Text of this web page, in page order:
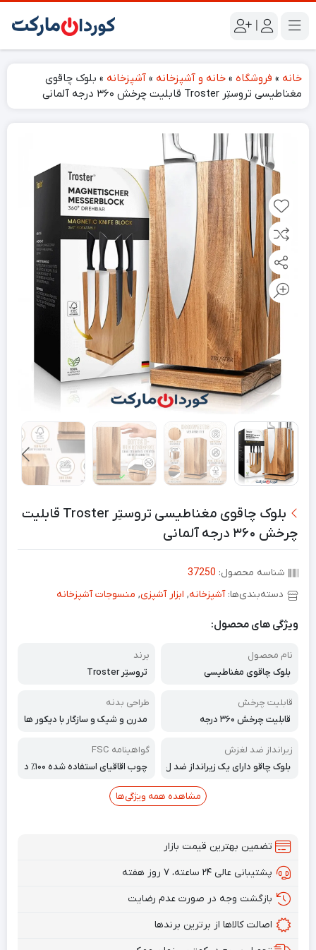
|
خانه » فروشگاه » خانه و آشپزخانه » آشپزخانه » بلوک چاقوی
مغناطیسی تروستِر Troster قابلیت چرخش ۳۶۰ درجه آلمانی
بلوک چاقوی مغناطیسی تروستِر Troster قابلیت
چرخش ۳۶۰ درجه آلمانی
شناسه محصول: 37250
دسته‌بندی‌ها:آشپزخانه, ابزار آشپزی, منسوجات آشپزخانه
ویژگی های محصول:
نام محصول
بلوک چاقوی مغناطیسی
برند
تروستِر Troster
قابلیت چرخش
قابلیت چرخش ۳۶۰ درجه
طراحی بدنه
مدرن و شیک و سازگار با دیکور ها
زیرانداز ضد لغزش
بلوک چاقو دارای یک زیرانداز ضد ل
گواهینامه FSC
چوب اقاقیای استفاده شده ۱۰۰٪ د
مشاهده همه ویژگی‌ها
تضمین بهترین قیمت بازار
پشتیبانی عالی ۲۴ ساعته، ۷ روز هفته
بازگشت وجه در صورت عدم رضایت
اصالت کالاها از برترین برندها